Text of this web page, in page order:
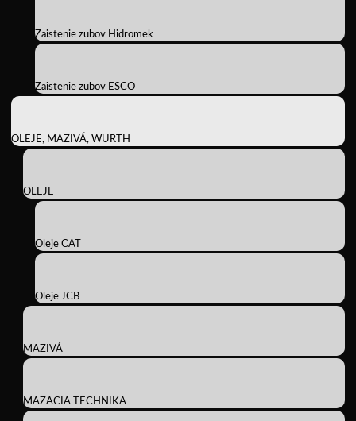
Zaistenie zubov Hidromek
Zaistenie zubov ESCO
OLEJE, MAZIVÁ, WURTH
OLEJE
Oleje CAT
Oleje JCB
MAZIVÁ
MAZACIA TECHNIKA